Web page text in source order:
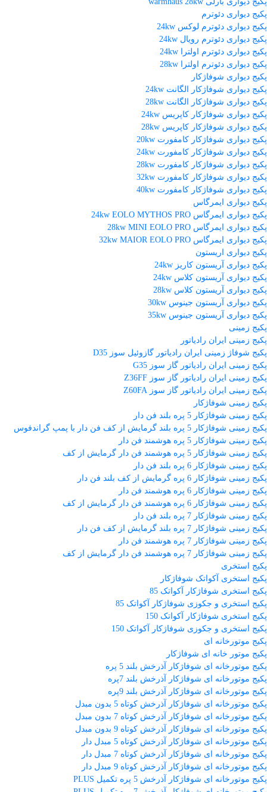
پکیج دیواری دئوترم
پکیج دیواری دئوترم لوکس 24kw
پکیج دیواری دئوترم رویال 24kw
پکیج دیواری دئوترم اولترا 24kw
پکیج دیواری دئوترم اولترا 28kw
پکیج دیواری شوفاژکار
پکیج دیواری شوفاژکار الگانت 24kw
پکیج دیواری شوفاژکار الگانت 28kw
پکیج دیواری شوفاژکار کاپریس 24kw
پکیج دیواری شوفاژکار کاپریس 28kw
پکیج دیواری شوفاژکار کامفورت 20kw
پکیج دیواری شوفاژکار کامفورت 24kw
پکیج دیواری شوفاژکار کامفورت 28kw
پکیج دیواری شوفاژکار کامفورت 32kw
پکیج دیواری شوفاژکار کامفورت 40kw
پکیج دیواری ایمرگاس
پکیج دیواری ایمرگاس 24kw EOLO MYTHOS PRO
پکیج دیواری ایمرگاس 28kw MINI EOLO PRO
پکیج دیواری ایمرگاس 32kw MAIOR EOLO PRO
پکیج دیواری اریستون
پکیج دیواری آریستون کاریز 24kw
پکیج دیواری آریستون کلاس 24kw
پکیج دیواری آریستون کلاس 28kw
پکیج دیواری آریستون جینوس 30kw
پکیج دیواری آریستون جینوس 35kw
پکیج زمینی
پکیج زمینی ایران رادیاتور
پکیج شوفاژ زمینی ایران رادیاتور گازوئیل سوز D35
پکیج زمینی ایران رادیاتور گاز سوز G35
پکیج زمینی ایران رادیاتور گاز سوز Z36FF
پکیج زمینی ایران رادیاتور گاز سوز Z60FA
پکیج زمینی شوفاژکار
پکیج زمینی شوفاژکار 5 پره بلند فن دار
پکیج زمینی شوفاژکار 5 پره بلند گرمایش از کف فن دار با پمپ گراندفوس
پکیج زمینی شوفاژکار 5 پره هوشمند فن دار
پکیج زمینی شوفاژکار 5 پره هوشمند فن دار گرمایش از کف
پکیج زمینی شوفاژکار 6 پره بلند فن دار
پکیج زمینی شوفاژکار 6 پره گرمایش از کف بلند فن دار
پکیج زمینی شوفاژکار 6 پره هوشمند فن دار
پکیج زمینی شوفاژکار 6 پره هوشمند فن دار گرمایش از کف
پکیج زمینی شوفاژکار 7 پره بلند فن دار
پکیج زمینی شوفاژکار 7 پره بلند گرمایش از کف فن دار
پکیج زمینی شوفاژکار 7 پره هوشمند فن دار
پکیج زمینی شوفاژکار 7 پره هوشمند فن دار گرمایش از کف
پکیج استخری
پکیج استخری آکواتک شوفاژکار
پکیج استخری شوفاژکار آکواتک 85
پکیج استخری و جکوزی شوفاژکار آکواتک 85
پکیج استخری شوفاژکار آکواتک 150
پکیج استخری و جکوزی شوفاژکار آکواتک 150
پکیج موتورخانه ای
پکیج موتور خانه ای شوفاژکار
پکیج موتورخانه ای شوفاژکار آذرخش بلند 5 پره
پکیج موتورخانه ای شوفاژکار آذرخش بلند 7پره
پکیج موتورخانه ای شوفاژکار آذرخش بلند 9پره
پکیج موتورخانه ای شوفاژکار آذرخش کوتاه 5 بدون مبدل
پکیج موتورخانه ای شوفاژکار آذرخش کوتاه 7 بدون مبدل
پکیج موتورخانه ای شوفاژکار آذرخش کوتاه 9 بدون مبدل
پکیج موتورخانه ای شوفاژکار آذرخش کوتاه 5 مبدل دار
پکیج موتورخانه ای شوفاژکار آذرخش کوتاه 7 مبدل دار
پکیج موتورخانه ای شوفاژکار آذرخش کوتاه 9 مبدل دار
پکیج موتورخانه ای شوفاژکار آذرخش 5 پره تکمیل PLUS